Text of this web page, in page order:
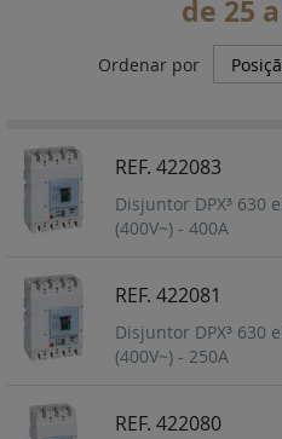
de 25
Ordenar por
REF. 422083
Disjuntor DPX³ 630
(400V~) - 400A
REF. 422081
Disjuntor DPX³ 630
(400V~) - 250A
REF. 422080